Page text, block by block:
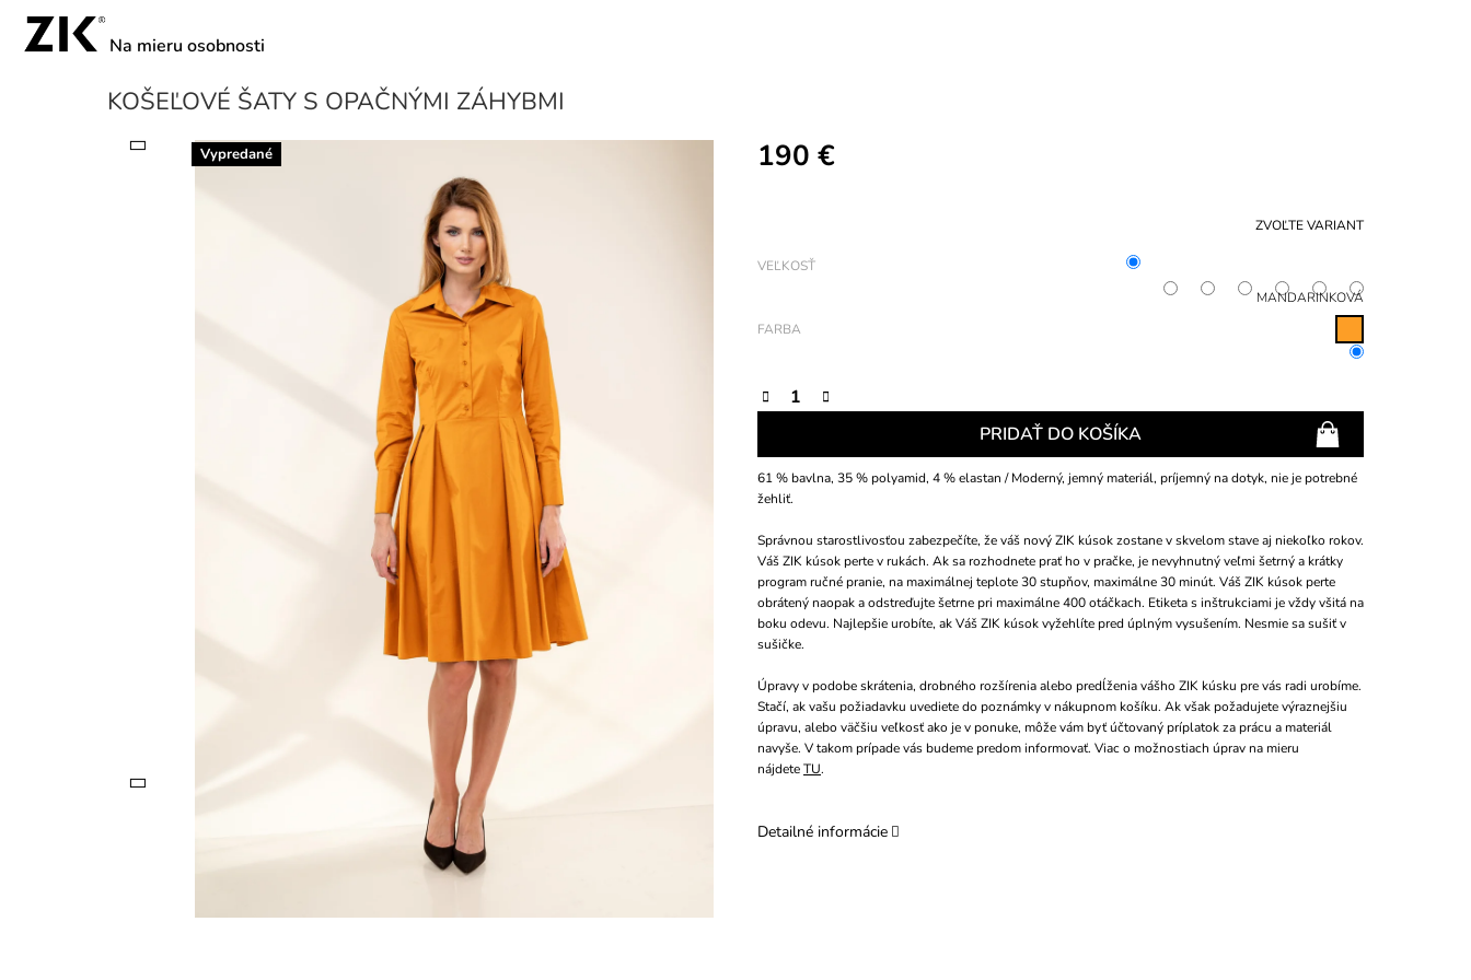
obsah
KOŠEĽOVÉ ŠATY S OPAČNÝMI ZÁHYBMI
Vypredané 190 €
ZVOĽTE VARIANT
VEĽKOSŤ
FARBA
MANDARINKOVÁ
PRIDAŤ DO KOŠÍKA
61 % bavlna, 35 % polyamid, 4 % elastan / Moderný, jemný materiál, príjemný na dotyk, nie je potrebné
žehliť.
Správnou starostlivosťou zabezpečíte, že váš nový ZIK kúsok zostane v skvelom stave aj niekoľko rokov.
Váš ZIK kúsok perte v rukách. Ak sa rozhodnete prať ho v pračke, je nevyhnutný veľmi šetrný a krátky
program ručné pranie, na maximálnej teplote 30 stupňov, maximálne 30 minút. Váš ZIK kúsok perte
obrátený naopak a odstreďujte šetrne pri maximálne 400 otáčkach. Etiketa s inštrukciami je vždy všitá na
boku odevu. Najlepšie urobíte, ak Váš ZIK kúsok vyžehlíte pred úplným vysušením. Nesmie sa sušiť v
sušičke.
Úpravy v podobe skrátenia, drobného rozšírenia alebo predĺženia vášho ZIK kúsku pre vás radi urobíme.
Stačí, ak vašu požiadavku uvediete do poznámky v nákupnom košíku. Ak však požadujete výraznejšiu
úpravu, alebo väčšiu veľkosť ako je v ponuke, môže vám byť účtovaný príplatok za prácu a materiál
navyše. V takom prípade vás budeme predom informovať. Viac o možnostiach úprav na mieru
nájdeteTU.
Detailné informácie